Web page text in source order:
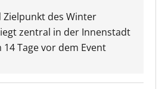
Zielpunkt des Winter
zentral in der Innenstadt
Tage vor dem Event